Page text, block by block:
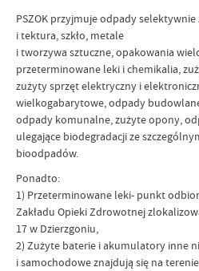
PSZOK przyjmuje odpady
i tektura, szkło, metale
i tworzywa sztuczne, opakowania
przeterminowane leki i chemikalia,
zużyty sprzęt elektryczny i
wielkogabarytowe, odpady
odpady komunalne, zużyte opony,
ulegające biodegradacji ze
bioodpadów.
Ponadto:
1) Przeterminowane leki- punkt
Zakładu Opieki Zdrowotnej
17 w Dzierzgoniu,
2) Zużyte baterie i akumulatory inne
i samochodowe znajdują się na